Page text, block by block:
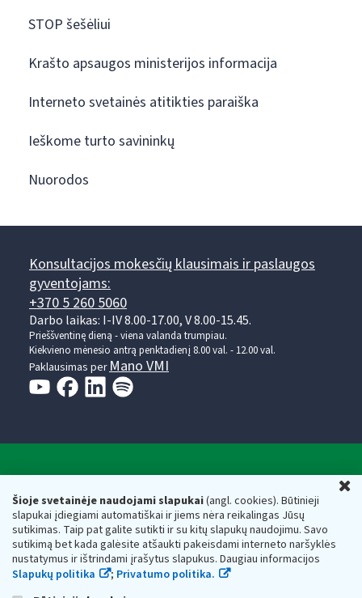
Šioje svetainėje naudojami slapukai(angl. cookies). Būtinieji
slapukai įdiegiami automatiškai ir jiems nėra reikalingas Jūsų
sutikimas. Taip pat galite sutikti ir su kitų slapukų naudojimu. Savo
sutikimą bet kada galėsite atšaukti pakeisdami interneto naršyklės
nustatymus ir ištrindami įrašytus slapukus. Daugiau informacijos
Slapukų politika
; Privatumo politika.
STOP šešėliui
Krašto apsaugos ministerijos informacija
Interneto svetainės atitikties paraiška
Ieškome turto savininkų
Nuorodos
Konsultacijos mokesčių klausimais ir paslaugos
gyventojams:
+370 5 260 5060
Darbo laikas: I-IV 8.00-17.00, V 8.00-15.45.
Prieššventinę dieną - viena valanda trumpiau.
Kiekvieno mėnesio antrą penktadienį 8.00 val. - 12.00 val.
Paklausimas per Mano VMI
Respublikos finansų ministerijos
Biudžetinė įstaiga. Juridinio asmens kodas — 188659752,
adresas: Vasario 16-osios g. 14, 01107 Vilnius, Lietuva, el.paštas:
vmi@vmi.lt, E. pristatymo dėžutės adresas 188659752
Duomenys apie Valstybinę mokesčių inspekciją prie Lietuvos
Respublikos finansų ministerijos kaupiami ir saugomi Juridinių